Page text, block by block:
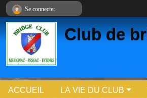
Club de
ACCUEIL LA VIE DU CLUB
Se connecter
Panneau de gestion des cookies